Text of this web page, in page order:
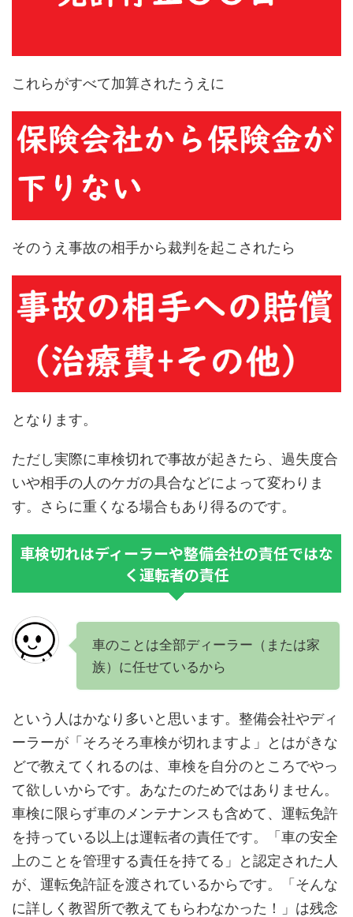
これらがすべて加算されたうえに
そのうえ事故の相手から裁判を起こされたら
となります。
ただし実際に車検切れで事故が起きたら、過失度合
いや相手の人のケガの具合などによって変わりま
す。さらに重くなる場合もあり得るのです。
車検切れはディーラーや整備会社の責任ではな
く運転者の責任
車のことは全部ディーラー（または家
族）に任せているから
という人はかなり多いと思います。整備会社やディ
ーラーが「そろそろ車検が切れますよ」とはがきな
どで教えてくれるのは、車検を自分のところでやっ
て欲しいからです。あなたのためではありません。
車検に限らず車のメンテナンスも含めて、運転免許
を持っている以上は運転者の責任です。「車の安全
上のことを管理する責任を持てる」と認定された人
が、運転免許証を渡されているからです。「そんな
に詳しく教習所で教えてもらわなかった！」は残念